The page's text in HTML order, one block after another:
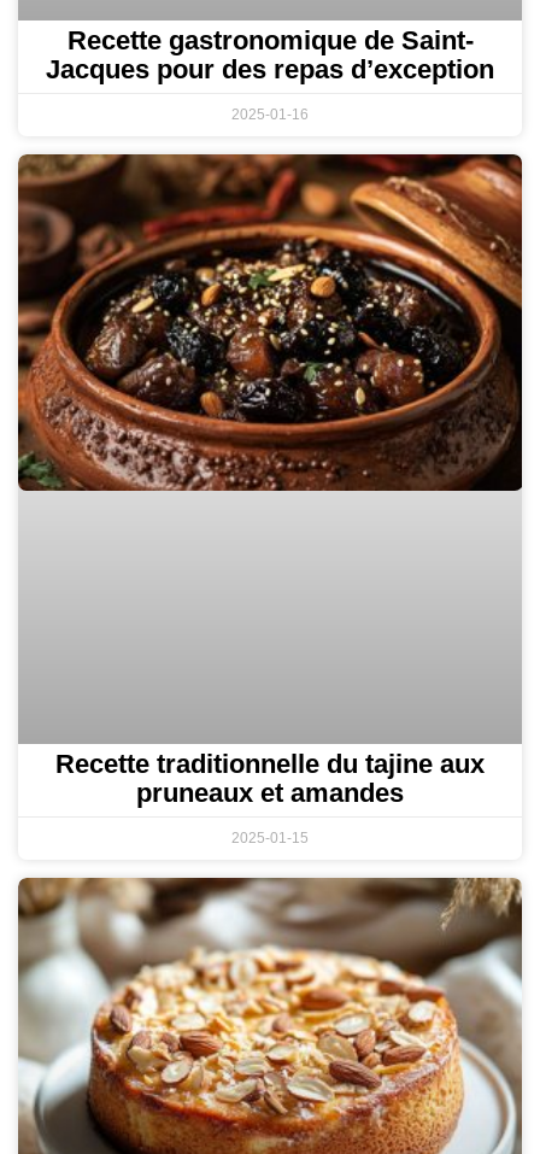
Recette gastronomique de Saint-
Jacques pour des repas d’exception
2025-01-16
Recette traditionnelle du tajine aux
pruneaux et amandes
2025-01-15